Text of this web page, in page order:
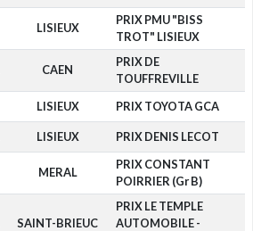
LISIEUX
PRIX PMU "BISS
TROT" LISIEUX
CAEN
PRIX DE
TOUFFREVILLE
LISIEUX PRIX TOYOTA GCA
LISIEUX PRIX DENIS LECOT
MERAL
PRIX CONSTANT
POIRRIER (Gr B)
SAINT-BRIEUC
PRIX LE TEMPLE
AUTOMOBILE -